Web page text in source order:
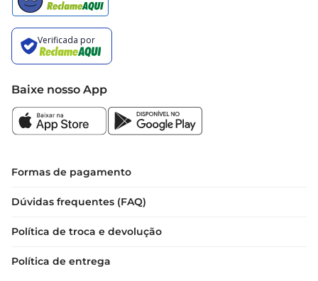
Baixe nosso App
Formas de pagamento
Dúvidas frequentes (FAQ)
Política de troca e devolução
Política de entrega